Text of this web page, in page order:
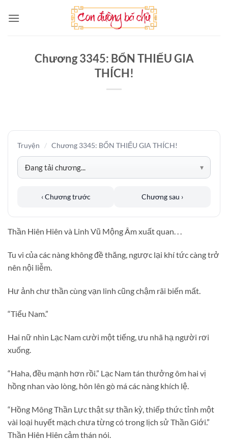
qua
Chương 3345: BỔN THIẾU GIA
THÍCH!
Truyện / Chương 3345: BỔN THIẾU GIA THÍCH!
‹ Chương trước Chương sau ›
Thần Hiên Hiên và Linh Vũ Mộng Âm xuất quan. . .
Tu vi của các nàng không đề thăng, ngược lại khí tức càng trở
nên nội liễm.
Hư ảnh chư thần cùng vạn linh cũng chậm rãi biến mất.
“Tiểu Nam.”
Hai nữ nhìn Lạc Nam cười một tiếng, ưu nhã hạ người rơi
xuống.
“Haha, đều mạnh hơn rồi.” Lạc Nam tán thưởng ôm hai vị
hồng nhan vào lòng, hôn lên gò má các nàng khích lệ.
“Hồng Mông Thần Lực thật sự thần kỳ, thiếp thức tỉnh một
vài loại huyết mạch chưa từng có trong lịch sử Thần Giới.”
Thần Hiên Hiên cảm thán nói.